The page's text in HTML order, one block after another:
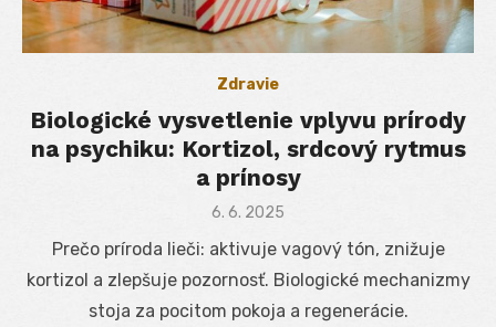
Zdravie
Biologické vysvetlenie vplyvu prírody
na psychiku: Kortizol, srdcový rytmus
a prínosy
Posted
6. 6. 2025
Prečo príroda lieči: aktivuje vagový tón, znižuje
kortizol a zlepšuje pozornosť. Biologické mechanizmy
stoja za pocitom pokoja a regenerácie.